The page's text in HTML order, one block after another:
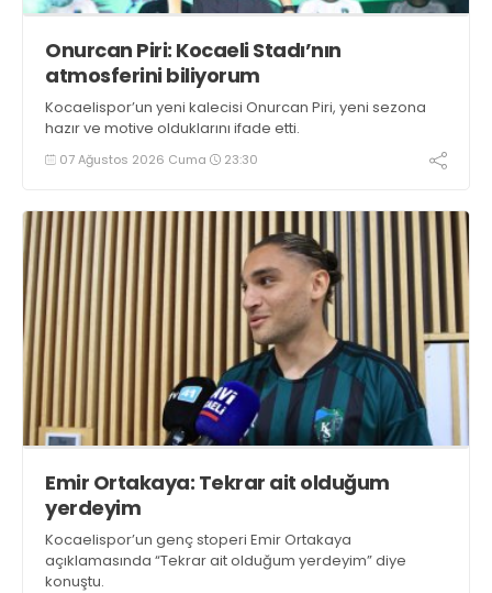
Onurcan Piri: Kocaeli Stadı’nın
atmosferini biliyorum
Kocaelispor’un yeni kalecisi Onurcan Piri, yeni sezona
hazır ve motive olduklarını ifade etti.
07 Ağustos 2026 Cuma 23:30
Emir Ortakaya: Tekrar ait olduğum
yerdeyim
Kocaelispor’un genç stoperi Emir Ortakaya
açıklamasında “Tekrar ait olduğum yerdeyim” diye
konuştu.